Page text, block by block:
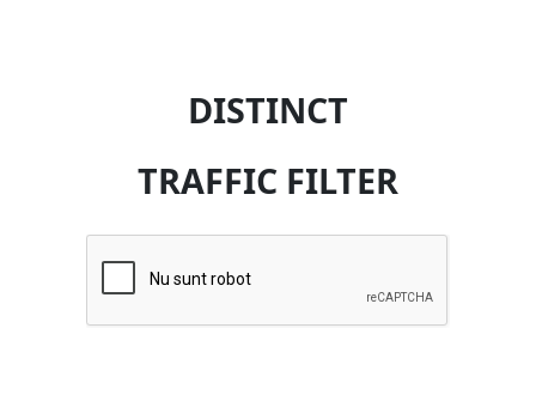
DISTINCT
TRAFFIC FILTER